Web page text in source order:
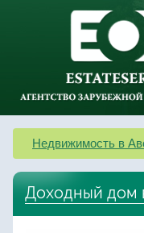
Недвижимость в
Доходный дом